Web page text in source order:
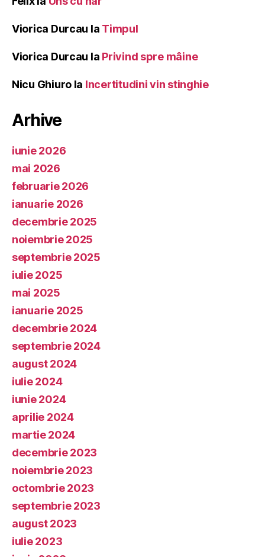
Viorica Durcau la Timpul
Viorica Durcau la Privind spre mâine
Nicu Ghiuro la Incertitudini vin stinghie
Arhive
iunie 2026
mai 2026
februarie 2026
ianuarie 2026
decembrie 2025
noiembrie 2025
septembrie 2025
iulie 2025
mai 2025
ianuarie 2025
decembrie 2024
septembrie 2024
august 2024
iulie 2024
iunie 2024
aprilie 2024
martie 2024
decembrie 2023
noiembrie 2023
octombrie 2023
septembrie 2023
august 2023
iulie 2023